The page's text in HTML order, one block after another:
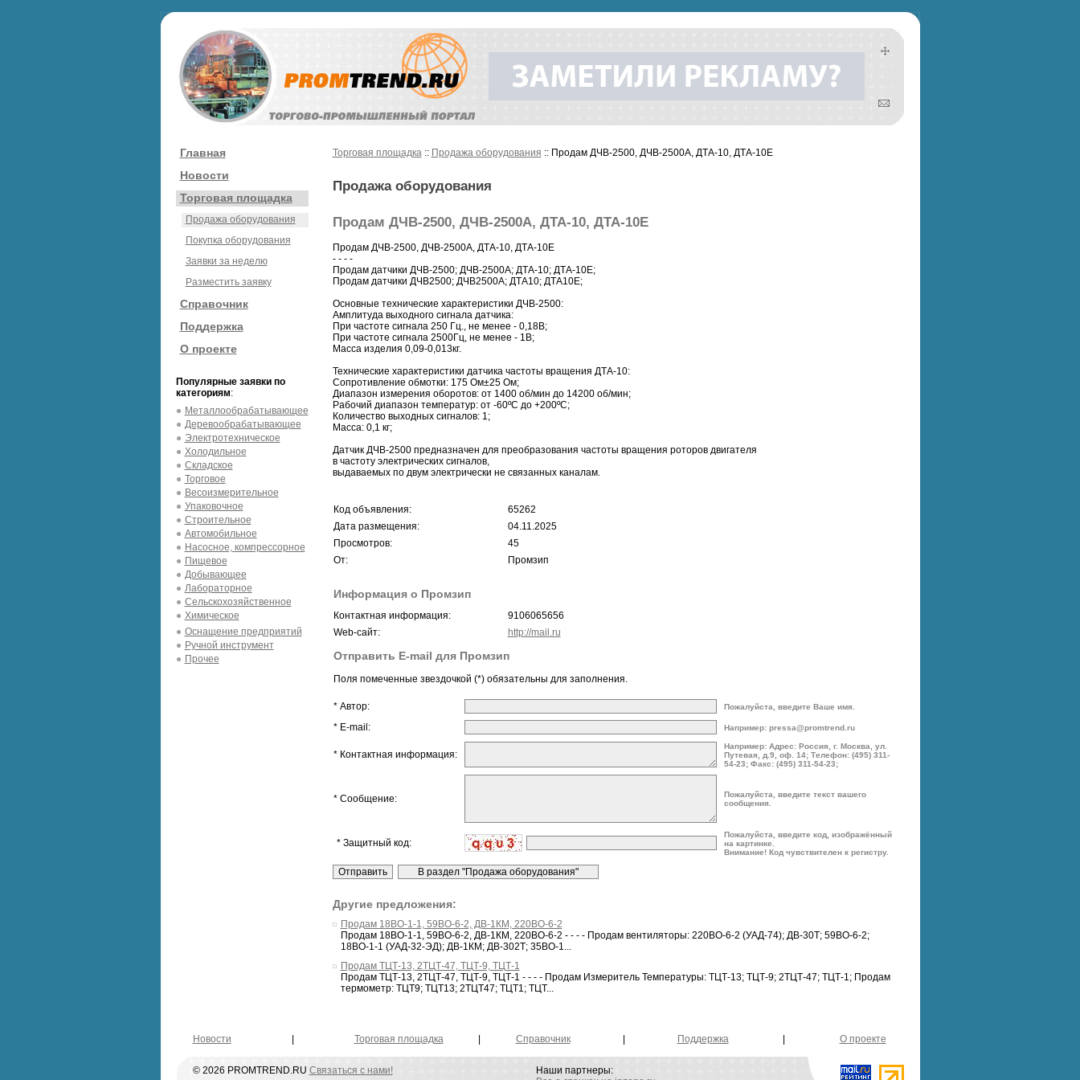
Главная
Новости
Торговая площадка
Продажа оборудования
Покупка оборудования
Заявки за неделю
Разместить заявку
Справочник
Поддержка
О проекте
Популярные заявки по
категориям:
Металлообрабатывающее
Деревообрабатывающее
Электротехническое
Холодильное
Складское
Торговое
Весоизмерительное
Упаковочное
Строительное
Автомобильное
Насосное, компрессорное
Пищевое
Добывающее
Лабораторное
Сельскохозяйственное
Химическое
Оснащение предприятий
Ручной инструмент
Прочее
Торговая площадка:: Продажа оборудования :: Продам ДЧВ-2500, ДЧВ-2500А, ДТА-10, ДТА-10Е
Продажа оборудования
Продам ДЧВ-2500, ДЧВ-2500А, ДТА-10, ДТА-10Е
Продам ДЧВ-2500, ДЧВ-2500А, ДТА-10, ДТА-10Е
- - - -
Продам датчики ДЧВ-2500; ДЧВ-2500А; ДТА-10; ДТА-10Е;
Продам датчики ДЧВ2500; ДЧВ2500А; ДТА10; ДТА10Е;
Основные технические характеристики ДЧВ-2500:
Амплитуда выходного сигнала датчика:
При частоте сигнала 250 Гц., не менее - 0,18В;
При частоте сигнала 2500Гц, не менее - 1В;
Масса изделия 0,09-0,013кг.
Технические характеристики датчика частоты вращения ДТА-10:
Сопротивление обмотки: 175 Ом±25 Ом;
Диапазон измерения оборотов: от 1400 об/мин до 14200 об/мин;
Рабочий диапазон температур: от -60ºС до +200ºС;
Количество выходных сигналов: 1;
Масса: 0,1 кг;
Датчик ДЧВ-2500 предназначен для преобразования частоты вращения роторов двигателя
в частоту электрических сигналов,
выдаваемых по двум электрически не связанных каналам.
Код объявления:
65262
Дата размещения:
04.11.2025
Просмотров:
45
От:
Промзип
Информация о Промзип
Контактная информация:
9106065656
Web-сайт:
http://mail.ru
Отправить E-mail для Промзип
Поля помеченные звездочкой (*) обязательны для заполнения.
* Автор: Пожалуйста, введите Ваше имя.
* E-mail: Например: pressa@promtrend.ru
* Контактная информация:
Например: Адрес: Россия, г. Москва, ул.
Путевая, д.9, оф. 14; Телефон: (495) 311-
54-23; Факс: (495) 311-54-23;
* Сообщение:
Пожалуйста, введите текст вашего
сообщения.
* Защитный код:
Пожалуйста, введите код, изображённый
на картинке.
Внимание! Код чувствителен к регистру.
Другие предложения:
Продам 18ВО-1-1, 59ВО-6-2, ДВ-1КМ, 220ВО-6-2
Продам 18ВО-1-1, 59ВО-6-2, ДВ-1КМ, 220ВО-6-2 - - - - Продам вентиляторы: 220ВО-6-2 (УАД-74); ДВ-30Т; 59ВО-6-2;
18ВО-1-1 (УАД-32-ЭД); ДВ-1КМ; ДВ-302Т; 35ВО-1...
Продам ТЦТ-13, 2ТЦТ-47, ТЦТ-9, ТЦТ-1
Продам ТЦТ-13, 2ТЦТ-47, ТЦТ-9, ТЦТ-1 - - - - Продам Измеритель Температуры: ТЦТ-13; ТЦТ-9; 2ТЦТ-47; ТЦТ-1; Продам
термометр: ТЦТ9; ТЦТ13; 2ТЦТ47; ТЦТ1; ТЦТ...
Новости Торговая площадка Справочник Поддержка О проекте
© 2026 PROMTREND.RU Связаться с нами!
Наши партнеры: